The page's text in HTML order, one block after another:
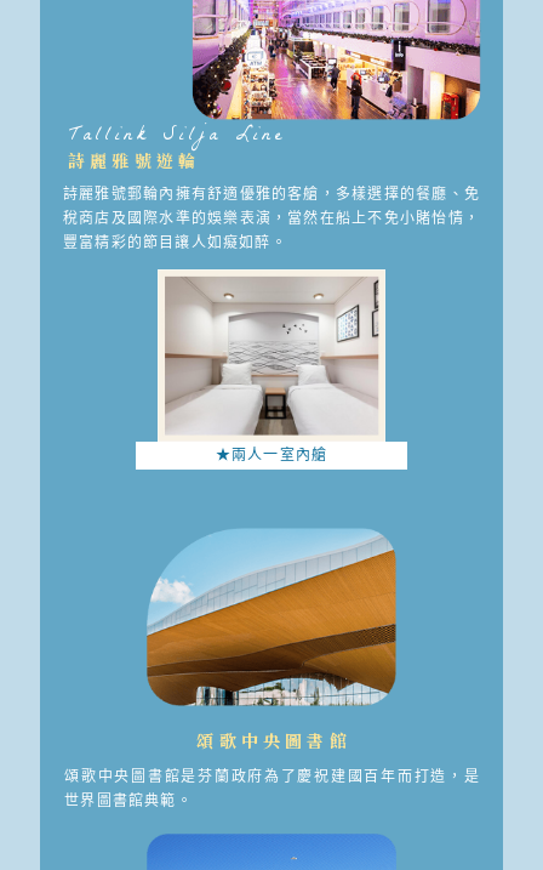
Tallink Silja Line
詩麗雅號遊輪
★兩人一室內艙
詩麗雅號郵輪內擁有舒適優雅的客艙，多樣選擇的餐廳、免
稅商店及國際水準的娛樂表演，當然在船上不免小賭怡情，
豐富精彩的節目讓人如癡如醉。
頌歌中央圖書館
頌歌中央圖書館是芬蘭政府為了慶祝建國百年而打造，是
世界圖書館典範。